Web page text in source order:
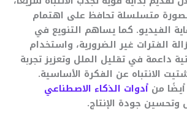
بصورة متسلسلة تحافظ على اهتمام
الفيديو. كما يساهم التنويع في
الفترات غير الضرورية، واستخدام
داعمة في تقليل الملل وتعزيز تجربة
الانتباه عن الفكرة الأساسية.
من أدوات الذكاء الاصطناعي
وتحسين جودة الإنتاج.